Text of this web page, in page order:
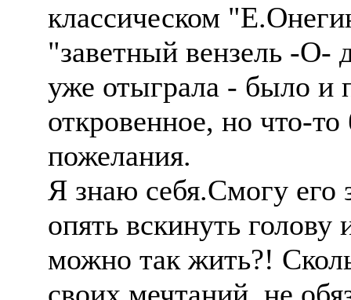
классическом
"заветный вензель -О-
уже отыграла - было и
откровенное, но что-
пожелания.
Я знаю себя.Смогу его
опять вскинуть голову
можно так жить?!